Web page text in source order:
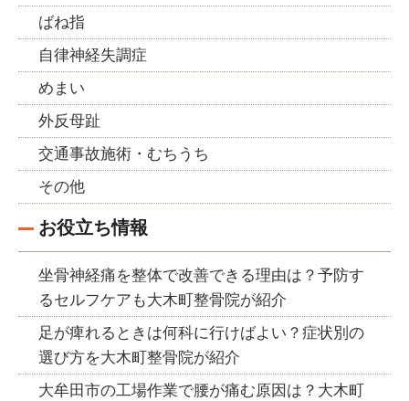
ばね指
自律神経失調症
めまい
外反母趾
交通事故施術・むちうち
その他
お役立ち情報
坐骨神経痛を整体で改善できる理由は？予防す
るセルフケアも大木町整骨院が紹介
足が痺れるときは何科に行けばよい？症状別の
選び方を大木町整骨院が紹介
大牟田市の工場作業で腰が痛む原因は？大木町